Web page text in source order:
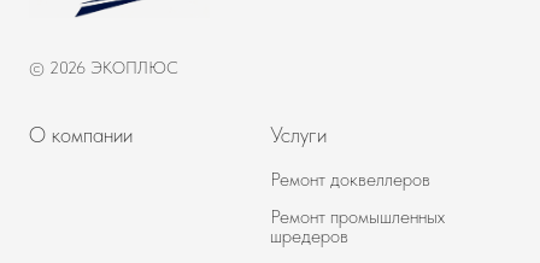
© 2026 ЭКОПЛЮС
О компании Услуги
Ремонт доквеллеров
Ремонт промышленных
шредеров